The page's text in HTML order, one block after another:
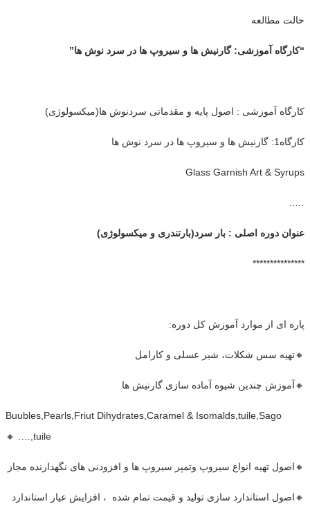
حالت مطالعه
“کارگاه آموزشی: گارنیش ها و سیروپ ها در سرد نوش ها”
کارگاه آموزشی : اصول پایه و مقدماتی سردنوش ها(میکسولوژی)
کارگاه1: گارنیش ها و سیروپ ها در سرد نوش ها
Glass Garnish Art & Syrups
…..
عنوان دوره اصلی : بار سرد(بارتندری و میکسولوژی)
***************
پاره ای از موارد آموزش کل دوره:
🔸تهیه سس شکلات، شیر عسلی و کارامل
🔸آموزش چندین شیوه آماده سازی گارنیش ها
Buubles,Pearls,Friut Dihydrates,Caramel & Isomalds,tuile,Sago
tuile,…. 🔸
🔸اصول تهیه انواع سیروپ وتمپر سیروپ ها و افزودنی های نگهدارنده مجاز
🔸اصول استاندارد سازی تولید و قیمت تمام شده ، افزایش عیار استاندارد